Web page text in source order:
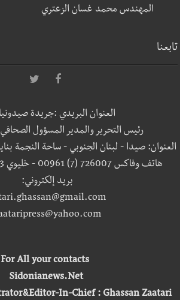
المهندس محمد غسان الزعتري
تابعنا
العنوان البريدي :جريدة
رئيس التحرير والمدير المسؤول
العنوان: صيدا - لبنان الجنوبي - ساحة النجمة
هاتف وفاكس 726007 (7) 00961 - خليوي 226013 (3) 00961
بريد إلكتروني:
For All your contacts
Sidonianews.Net
In-Chief : Ghassan Zaatari